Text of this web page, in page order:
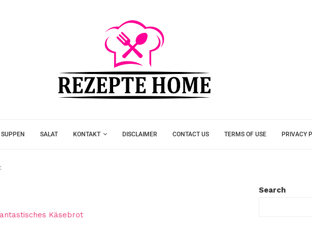
SUPPEN SALAT KONTAKT DISCLAIMER CONTACT US TERMS OF USE PRIVACY
Search